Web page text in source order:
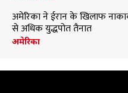
अमेरिका ने ईरान के खिलाफ
से अधिक युद्धपोत तैनात
अमेरिका